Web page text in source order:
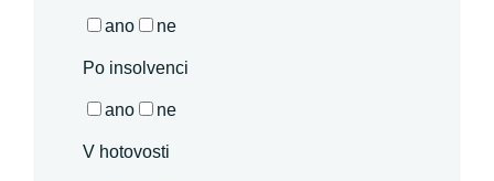
ano ne
Po insolvenci
ano ne
V hotovosti